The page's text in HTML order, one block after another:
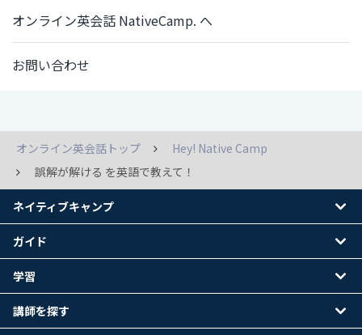
オンライン英会話 NativeCamp. へ
お問い合わせ
オンライン英会話トップ
Hey! Native Camp
誤解が解ける を英語で教えて！
ネイティブキャンプ
ガイド
学習
講師を探す